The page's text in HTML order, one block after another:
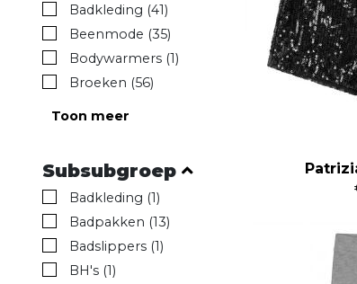
Badkleding (41)
Beenmode (35)
Bodywarmers (1)
Broeken (56)
Toon meer
Subsubgroep
Badkleding (1)
Badpakken (13)
Badslippers (1)
BH's (1)